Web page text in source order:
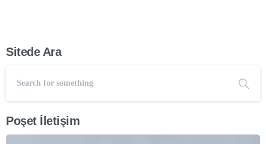
Sitede Ara
Poşet İletişim